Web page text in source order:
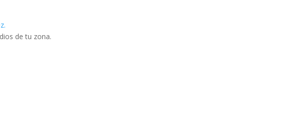
de tu zona.